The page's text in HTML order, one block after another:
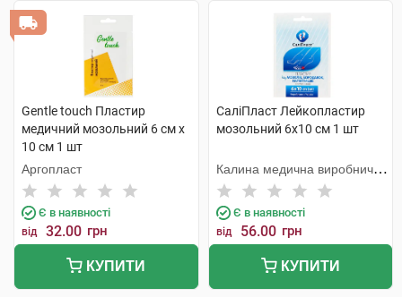
Gentle touch Пластир
медичний мозольний 6 см х
10 см 1 шт
Аргопласт
Є в наявності
від 32.00 грн
КУПИТИ
СаліПласт Лейкопластир
мозольний 6х10 см 1 шт
Калина медична виробнича
компанія
Є в наявності
від 56.00 грн
КУПИТИ